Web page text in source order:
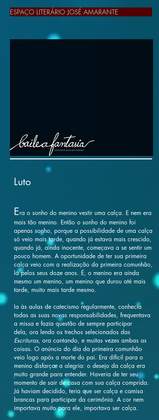
ESPAÇO LITERÁRIO JOSÉ AMARANTE
Luto
Era o sonho do menino vestir uma calça. E nem era
mais tão menino. Então o sonho do menino foi
apenas sonho, porque a possibilidade de uma calça
só veio mais tarde, quando já estava mais crescido,
quando já, ainda inocente, começava a se sentir um
pouco homem. A oportunidade de ter sua primeira
calça veio com a realização da primeira comunhão,
lá pelos seus doze anos. É, o menino era ainda
mesmo um menino, um menino que durou até mais
tarde, muito mais tarde mesmo.
Ia às aulas de catecismo regularmente, conhecia
todas as suas novas responsabilidades, frequentava
a missa e fazia questão de sempre participar
dela, ora lendo os trechos selecionados das
Escrituras, ora cantando, e muitas vezes ambas as
coisas. O anúncio do dia da primeira comunhão
veio logo após a morte do pai. Era difícil para o
menino disfarçar a alegria: o desejo da calça era
muito grande para entender. Haveria de ter seu
momento de sair de casa com sua calça comprida.
Já haviam decidido, teria que ser calça e camisa
brancas para participar da cerimônia. A cor nem
importava muito para ele, importava ser calça.